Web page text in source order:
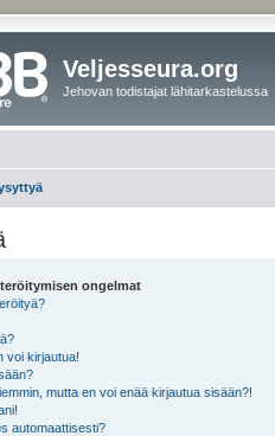
Veljesseura.org
Jehovan todistajat lähitarkastelussa
ongelmat
voi kirjautua!
mutta en voi enää kirjautua sisään?!
automaattisesti?